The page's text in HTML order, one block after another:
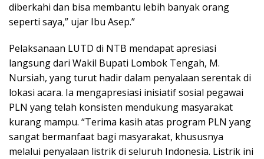
diberkahi dan bisa membantu lebih banyak orang
seperti saya,” ujar Ibu Asep.”
Pelaksanaan LUTD di NTB mendapat apresiasi
langsung dari Wakil Bupati Lombok Tengah, M.
Nursiah, yang turut hadir dalam penyalaan serentak di
lokasi acara. Ia mengapresiasi inisiatif sosial pegawai
PLN yang telah konsisten mendukung masyarakat
kurang mampu. “Terima kasih atas program PLN yang
sangat bermanfaat bagi masyarakat, khususnya
melalui penyalaan listrik di seluruh Indonesia. Listrik ini